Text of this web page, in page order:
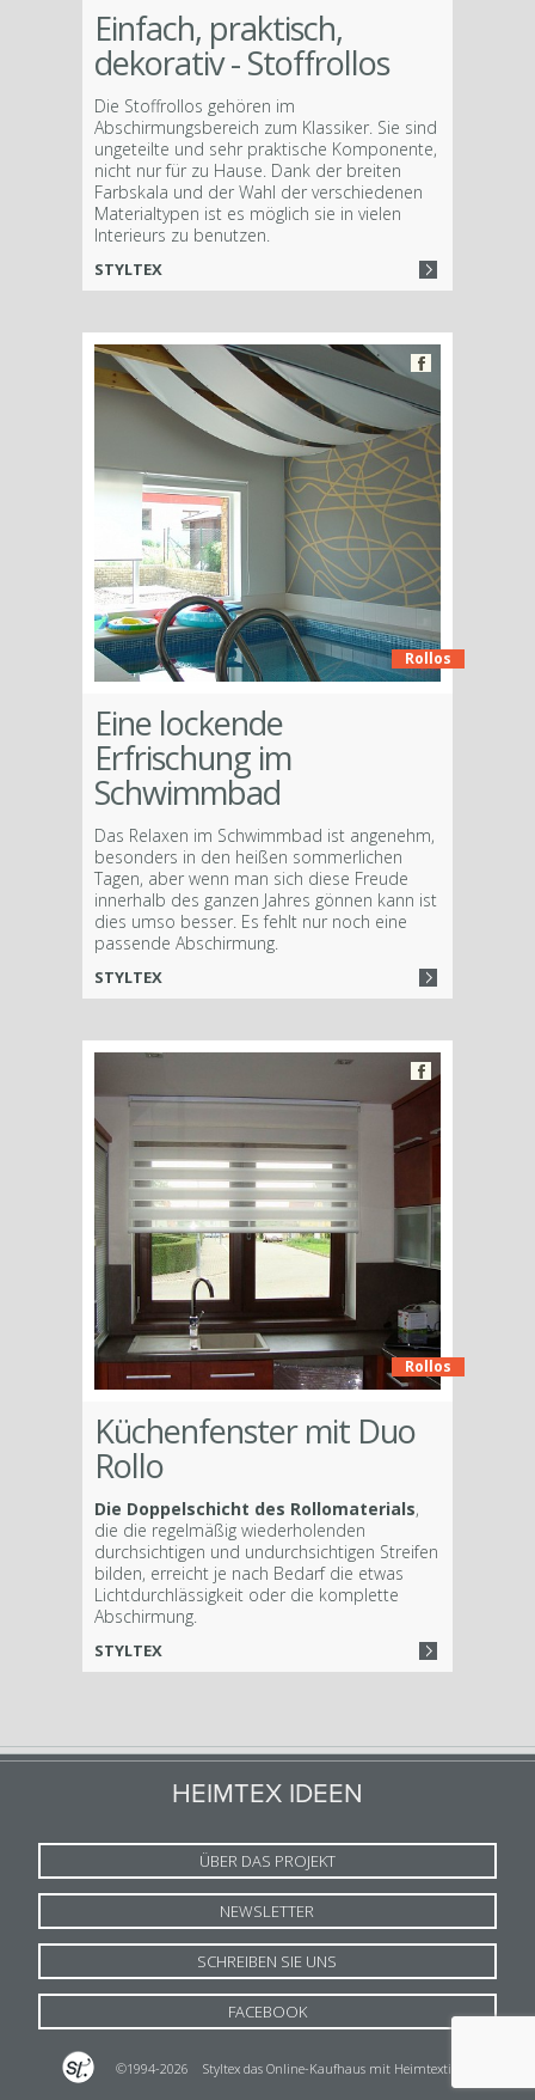
Einfach, praktisch,
dekorativ - Stoffrollos
Die Stoffrollos gehören im
Abschirmungsbereich zum Klassiker. Sie sind
ungeteilte und sehr praktische Komponente,
nicht nur für zu Hause. Dank der breiten
Farbskala und der Wahl der verschiedenen
Materialtypen ist es möglich sie in vielen
Interieurs zu benutzen.
STYLTEX
Rollos
Eine lockende
Erfrischung im
Schwimmbad
Das Relaxen im Schwimmbad ist angenehm,
besonders in den heißen sommerlichen
Tagen, aber wenn man sich diese Freude
innerhalb des ganzen Jahres gönnen kann ist
dies umso besser. Es fehlt nur noch eine
passende Abschirmung.
STYLTEX
Rollos
Küchenfenster mit Duo
Rollo
Die Doppelschicht des Rollomaterials,
die die regelmäßig wiederholenden
durchsichtigen und undurchsichtigen Streifen
bilden, erreicht je nach Bedarf die etwas
Lichtdurchlässigkeit oder die komplette
Abschirmung.
STYLTEX
HEIMTEX IDEEN
ÜBER DAS PROJEKT
NEWSLETTER
SCHREIBEN SIE UNS
FACEBOOK
©1994-2026 Styltex das Online-Kaufhaus mit Heimtextilien